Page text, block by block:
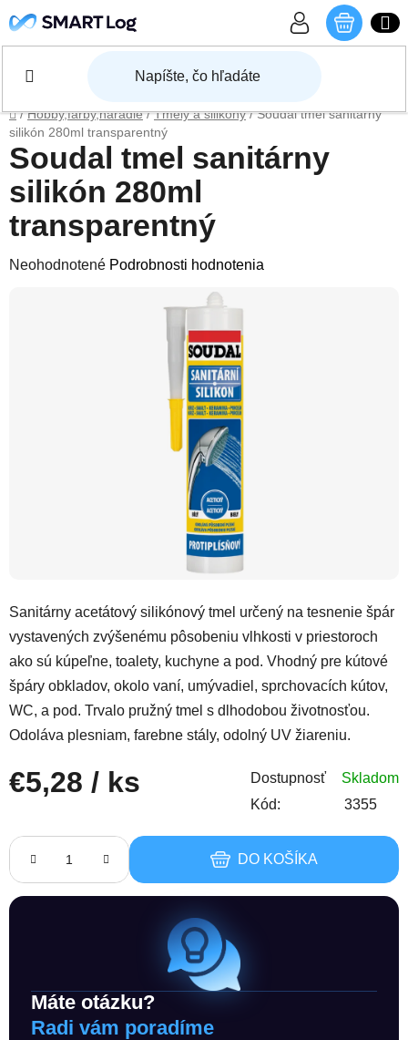
Domov
/ Hobby,farby,náradie / Tmely a silikóny / Soudal tmel sanitárny
silikón 280ml transparentný
Sanitárny acetátový silikónový tmel určený na tesnenie špár
vystavených zvýšenému pôsobeniu vlhkosti v priestoroch
ako sú kúpeľne, toalety, kuchyne a pod. Vhodný pre kútové
špáry obkladov, okolo vaní, umývadiel, sprchovacích kútov,
WC, a pod. Trvalo pružný tmel s dlhodobou životnosťou.
Odoláva plesniam, farebne stály, odolný UV žiareniu.
€5,28 / ks Dostupnosť
Skladom
Kód:
3355
DO KOŠÍKA
Máte otázku?
Radi vám poradíme
Soudal tmel sanitárny
silikón 280ml
transparentný
Priemerné hodnotenie produktu je 0,0 z 5 hviezdičiek.
Neohodnotené Podrobnosti hodnotenia